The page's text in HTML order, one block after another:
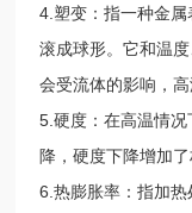
4.塑变：指一种金
滚成球形。它和温
会受流体的影响，
5.硬度：在高温情
降，硬度下降增加
6.热膨胀率：指加